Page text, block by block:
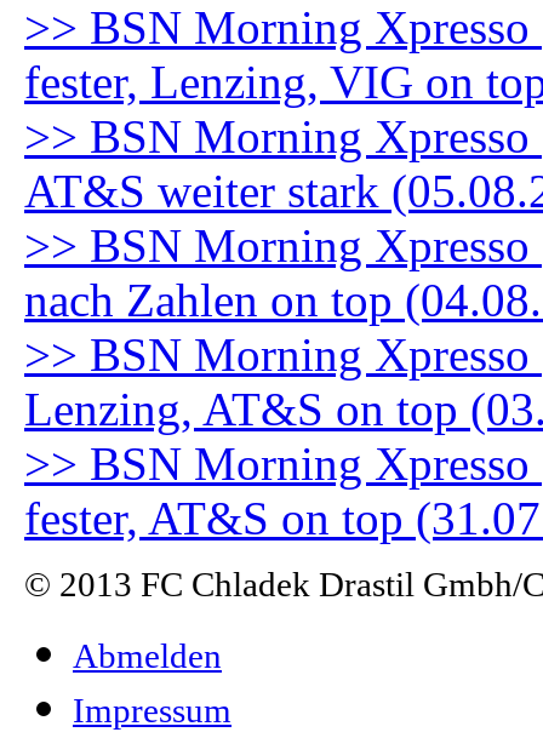
>> BSN Morning
fester, Lenzing, VIG on
>> BSN Morning
AT&S weiter stark
>> BSN Morning
nach Zahlen on top
>> BSN Morning
Lenzing, AT&S on top
>> BSN Morning
fester, AT&S on top
© 2013 FC Chladek Drastil Gmbh/
Abmelden
Impressum